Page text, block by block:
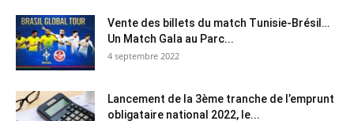
Vente des billets du match Tunisie-Brésil…
Un Match Gala au Parc...
4 septembre 2022
Lancement de la 3ème tranche de l’emprunt
obligataire national 2022, le...